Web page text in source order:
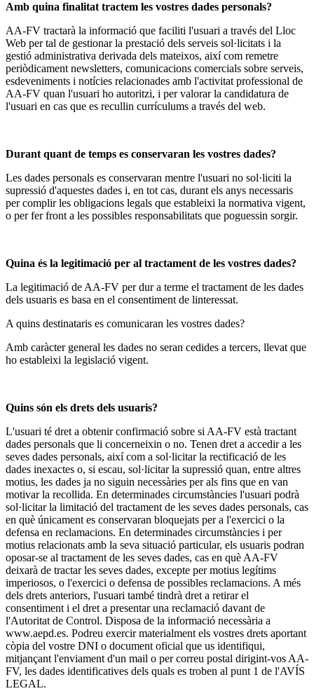
Amb quina finalitat tractem les vostres dades personals?
AA-FV tractarà la informació que faciliti l'usuari a través del Lloc
Web per tal de gestionar la prestació dels serveis sol·licitats i la
gestió administrativa derivada dels mateixos, així com remetre
periòdicament newsletters, comunicacions comercials sobre serveis,
esdeveniments i notícies relacionades amb l'activitat professional de
AA-FV quan l'usuari ho autoritzi, i per valorar la candidatura de
l'usuari en cas que es recullin currículums a través del web.
Durant quant de temps es conservaran les vostres dades?
Les dades personals es conservaran mentre l'usuari no sol·liciti la
supressió d'aquestes dades i, en tot cas, durant els anys necessaris
per complir les obligacions legals que estableixi la normativa vigent,
o per fer front a les possibles responsabilitats que poguessin sorgir.
Quina és la legitimació per al tractament de les vostres dades?
La legitimació de AA-FV per dur a terme el tractament de les dades
dels usuaris es basa en el consentiment de linteressat.
A quins destinataris es comunicaran les vostres dades?
Amb caràcter general les dades no seran cedides a tercers, llevat que
ho estableixi la legislació vigent.
Quins són els drets dels usuaris?
L'usuari té dret a obtenir confirmació sobre si AA-FV està tractant
dades personals que li concerneixin o no. Tenen dret a accedir a les
seves dades personals, així com a sol·licitar la rectificació de les
dades inexactes o, si escau, sol·licitar la supressió quan, entre altres
motius, les dades ja no siguin necessàries per als fins que en van
motivar la recollida. En determinades circumstàncies l'usuari podrà
sol·licitar la limitació del tractament de les seves dades personals, cas
en què únicament es conservaran bloquejats per a l'exercici o la
defensa en reclamacions. En determinades circumstàncies i per
motius relacionats amb la seva situació particular, els usuaris podran
oposar-se al tractament de les seves dades, cas en què AA-FV
deixarà de tractar les seves dades, excepte per motius legítims
imperiosos, o l'exercici o defensa de possibles reclamacions. A més
dels drets anteriors, l'usuari també tindrà dret a retirar el
consentiment i el dret a presentar una reclamació davant de
l'Autoritat de Control. Disposa de la informació necessària a
www.aepd.es. Podreu exercir materialment els vostres drets aportant
còpia del vostre DNI o document oficial que us identifiqui,
mitjançant l'enviament d'un mail o per correu postal dirigint-vos AA-
FV, les dades identificatives dels quals es troben al punt 1 de l'AVÍS
LEGAL.